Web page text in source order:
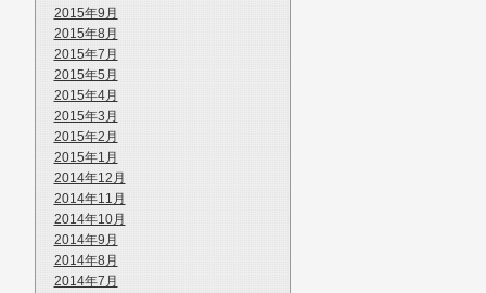
2015年9月
2015年8月
2015年7月
2015年5月
2015年4月
2015年3月
2015年2月
2015年1月
2014年12月
2014年11月
2014年10月
2014年9月
2014年8月
2014年7月